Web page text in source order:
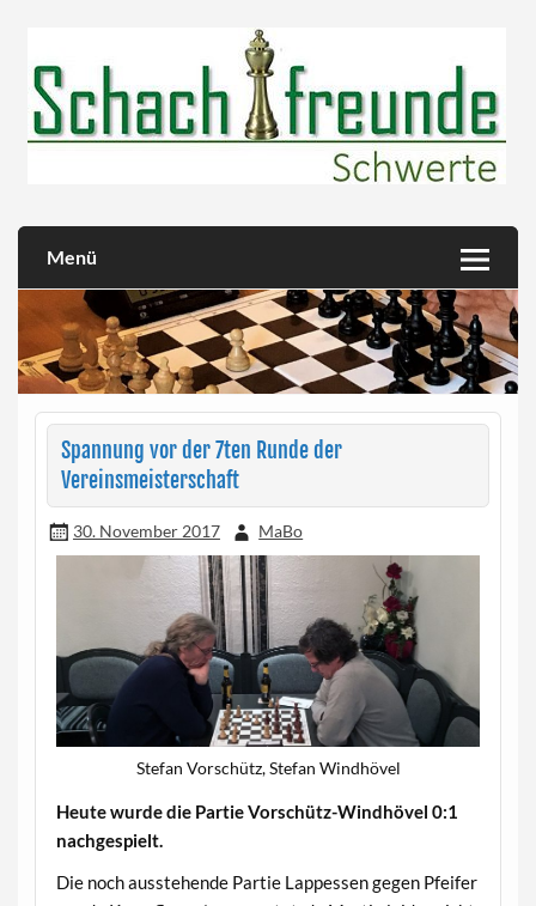
Menü
Spannung vor der 7ten Runde der
Vereinsmeisterschaft
30. November 2017 MaBo
Stefan Vorschütz, Stefan Windhövel
Heute wurde die Partie Vorschütz-Windhövel 0:1
nachgespielt.
Die noch ausstehende Partie Lappessen gegen Pfeifer